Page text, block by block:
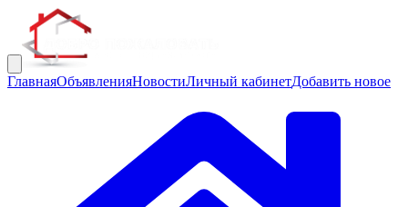
ГлавнаяОбъявленияНовостиЛичный кабинетДобавить новое